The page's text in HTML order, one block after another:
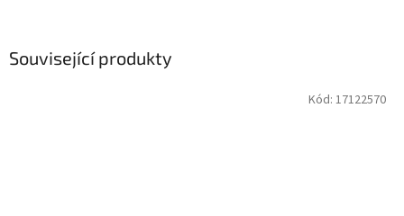
Související produkty
Kód: 17122570